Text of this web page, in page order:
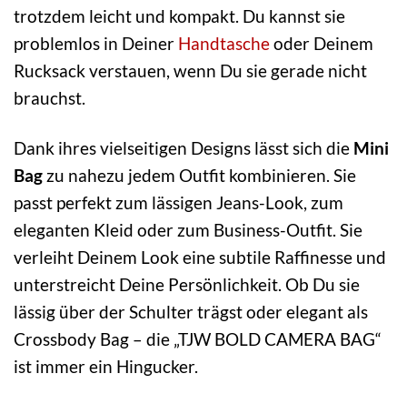
trotzdem leicht und kompakt. Du kannst sie
problemlos in Deiner Handtascheoder Deinem
Rucksack verstauen, wenn Du sie gerade nicht
brauchst.
Dank ihres vielseitigen Designs lässt sich die Mini
Bag zu nahezu jedem Outfit kombinieren. Sie
passt perfekt zum lässigen Jeans-Look, zum
eleganten Kleid oder zum Business-Outfit. Sie
verleiht Deinem Look eine subtile Raffinesse und
unterstreicht Deine Persönlichkeit. Ob Du sie
lässig über der Schulter trägst oder elegant als
Crossbody Bag – die „TJW BOLD CAMERA BAG“
ist immer ein Hingucker.